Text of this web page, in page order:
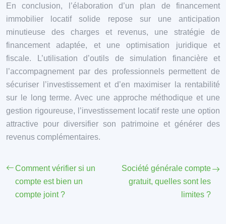
En conclusion, l’élaboration d’un plan de financement
immobilier locatif solide repose sur une anticipation
minutieuse des charges et revenus, une stratégie de
financement adaptée, et une optimisation juridique et
fiscale. L’utilisation d’outils de simulation financière et
l’accompagnement par des professionnels permettent de
sécuriser l’investissement et d’en maximiser la rentabilité
sur le long terme. Avec une approche méthodique et une
gestion rigoureuse, l’investissement locatif reste une option
attractive pour diversifier son patrimoine et générer des
revenus complémentaires.
Comment vérifier si un
compte est bien un
compte joint ?
Société générale compte
gratuit, quelles sont les
limites ?